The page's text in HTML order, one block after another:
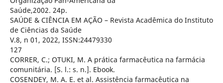
Saúde,2002. 24p.
SAÚDE & CIÊNCIA EM AÇÃO – Revista Acadêmica do Instituto
de Ciências da Saúde
V.8, n 01, 2022, ISSN:24479330
127
CORRER, C.; OTUKI, M. A prática farmacêutica na farmácia
comunitária. [S. l.: s. n.]. Ebook.
COSENDEY, M. A. E. et al. Assistência farmacêutica na